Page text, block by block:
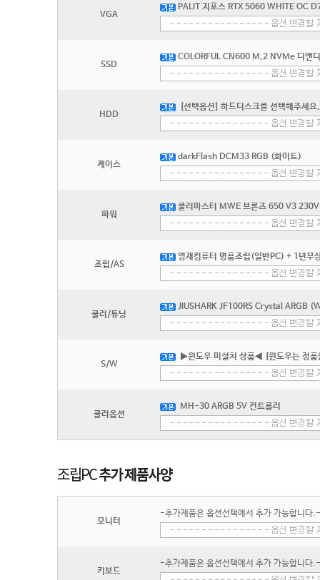
VGA
PALIT 지포스 RTX 5060 WHITE OC
SSD
COLORFUL CN600 M.2 NVMe 디앤
HDD
[선택옵션] 하드디스크를 선택해주세요.
케이스
darkFlash DCM33 RGB (화이트)
파워
쿨러마스터 MWE 브론즈 650 V3
조립/AS
영재컴퓨터 명품조립(일반PC) + 1년무
쿨러/튜닝
JIUSHARK JF100RS Crystal ARGB
S/W
▶윈도우 미설치 상품◀ [윈도우는 정
쿨러옵션
MH-30 ARGB 5V 컨트롤러
모니터
-추가제품은 옵션선택에서 추가 가능합니다.-
키보드
-추가제품은 옵션선택에서 추가 가능합니다.-